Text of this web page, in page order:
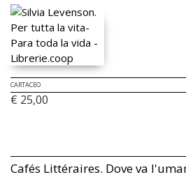
CARTACEO
€ 25,00
Cafés Littéraires. Dove va